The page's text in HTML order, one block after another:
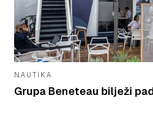
NAUTIKA
Grupa Beneteau bilježi